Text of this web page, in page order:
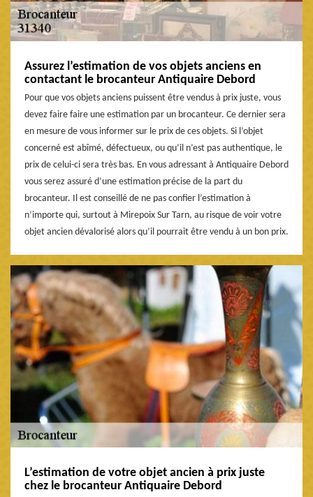
Assurez l’estimation de vos objets anciens en
contactant le brocanteur Antiquaire Debord
Pour que vos objets anciens puissent être vendus à prix juste, vous
devez faire faire une estimation par un brocanteur. Ce dernier sera
en mesure de vous informer sur le prix de ces objets. Si l’objet
concerné est abîmé, défectueux, ou qu’il n’est pas authentique, le
prix de celui-ci sera très bas. En vous adressant à Antiquaire Debord
vous serez assuré d’une estimation précise de la part du
brocanteur. Il est conseillé de ne pas confier l’estimation à
n’importe qui, surtout à Mirepoix Sur Tarn, au risque de voir votre
objet ancien dévalorisé alors qu’il pourrait être vendu à un bon prix.
L’estimation de votre objet ancien à prix juste
chez le brocanteur Antiquaire Debord